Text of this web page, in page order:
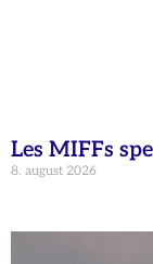
Les MIFFs
8. august 2026